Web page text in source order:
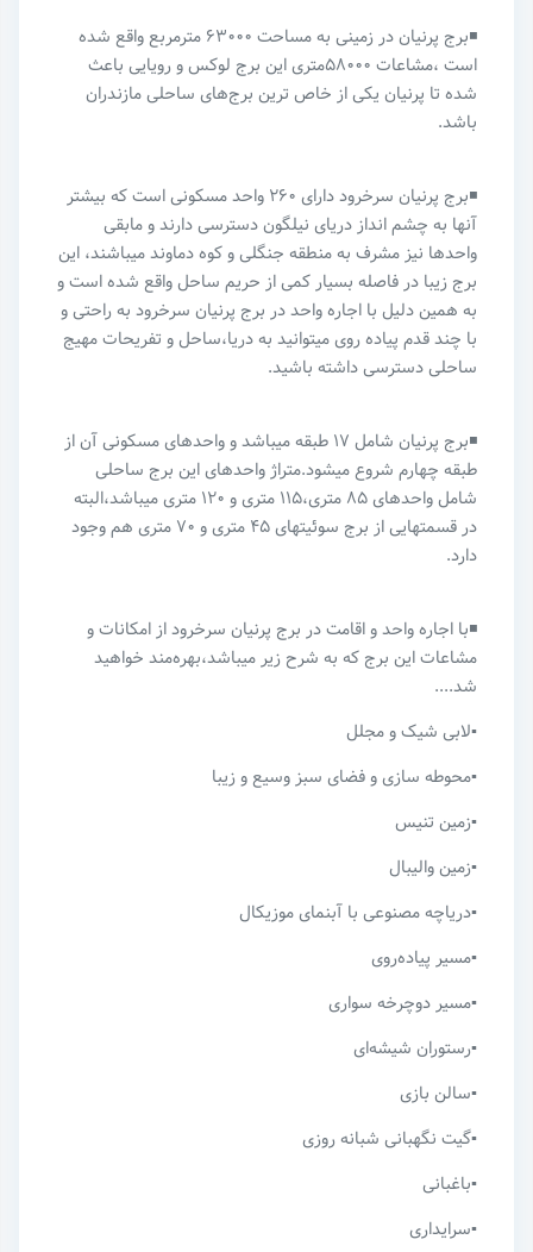
◾️برج پرنیان در زمینی به مساحت ۶۳۰۰۰ مترمربع واقع شده
است ،مشاعات ۵۸۰۰۰متری این برج لوکس و رویایی باعث
شده تا پرنیان یکی از خاص ترین برج‌های ساحلی مازندران
باشد.
◾️برج پرنیان سرخرود دارای ۲۶۰ واحد مسکونی است که بیشتر
آنها به چشم انداز دریای نیلگون دسترسی دارند و‌ مابقی
واحدها نیز مشرف به منطقه جنگلی و کوه دماوند میباشند، این
برج زیبا در فاصله بسیار کمی از حریم ساحل واقع شده است و
به همین دلیل با اجاره واحد در برج پرنیان سرخرود به راحتی و
با چند قدم پیاده روی میتوانید به دریا،ساحل و تفریحات مهیج
ساحلی دسترسی داشته باشید.
◾️برج پرنیان شامل ۱۷ طبقه میباشد و واحدهای مسکونی آن از
طبقه چهارم شروع میشود.متراژ واحدهای این برج ساحلی
شامل واحدهای ۸۵ متری،۱۱۵ متری و ۱۲۰ متری میباشد،البته
در قسمتهایی از برج سوئیتهای ۴۵ متری و ۷۰ متری هم وجود
دارد.
◾️با اجاره واحد و اقامت در برج پرنیان سرخرود از امکانات و
مشاعات این برج که به شرح زیر میباشد،بهره‌مند خواهید
شد....
▪️لابی شیک و مجلل
▪️محوطه سازی و فضای سبز وسیع و زیبا
▪️زمین تنیس
▪️زمین والیبال
▪️دریاچه مصنوعی با آبنمای موزیکال
▪️مسیر پیاده‌روی
▪️مسیر دوچرخه سواری
▪️رستوران شیشه‌ای
▪️سالن بازی
▪️گیت نگهبانی شبانه روزی
▪️باغبانی
▪️سرایداری